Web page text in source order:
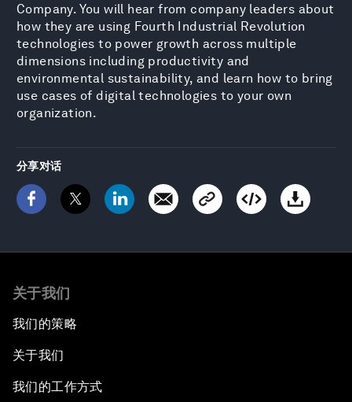
Company. You will hear from company leaders about
how they are using Fourth Industrial Revolution
technologies to power growth across multiple
dimensions including productivity and
environmental sustainability, and learn how to bring
use cases of digital technologies to your own
organization.
分享对话
关于我们
我们的策略
关于我们
我们的工作方式